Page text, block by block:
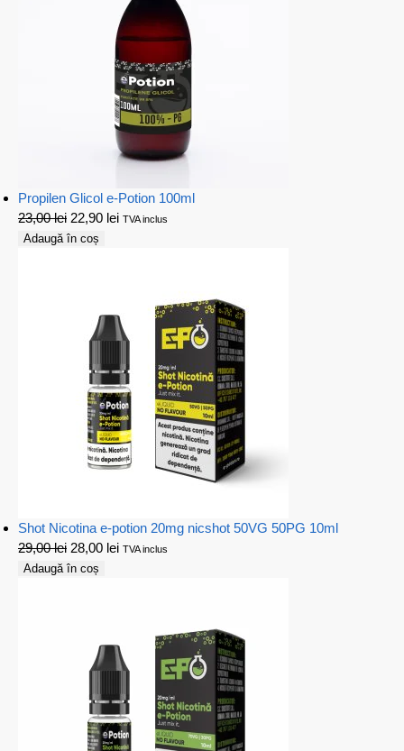
Propilen Glicol e-Potion 100ml
23,00lei 22,90 lei TVA inclus
Adaugă în coș
Shot Nicotina e-potion 20mg nicshot 50VG 50PG 10ml
29,00lei 28,00 lei TVA inclus
Adaugă în coș